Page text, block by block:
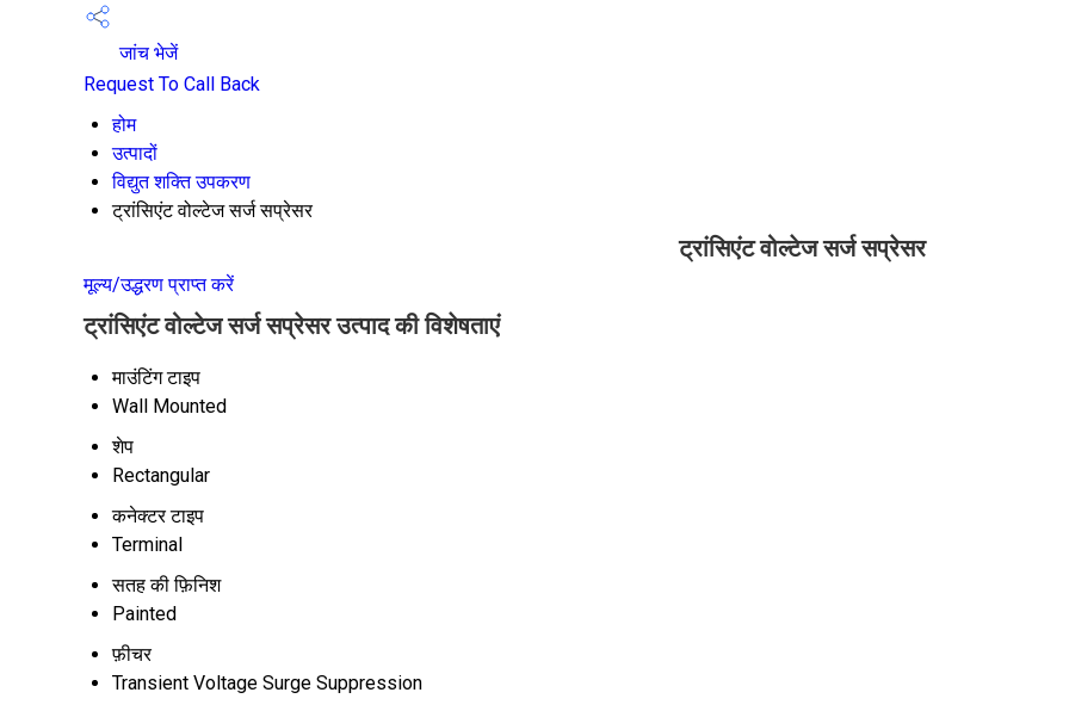
जांच भेजें
Request To Call Back
होम
उत्पादों
विद्युत शक्ति उपकरण
ट्रांसिएंट वोल्टेज सर्ज सप्रेसर
ट्रांसिएंट वोल्टेज सर्ज सप्रेसर
मूल्य/उद्धरण प्राप्त करें
ट्रांसिएंट वोल्टेज सर्ज सप्रेसर उत्पाद की विशेषताएं
माउंटिंग टाइप
Wall Mounted
शेप
Rectangular
कनेक्टर टाइप
Terminal
सतह की फ़िनिश
Painted
फ़ीचर
Transient Voltage Surge Suppression